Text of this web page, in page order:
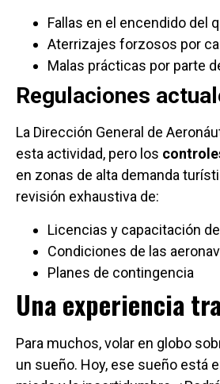
Fallas en el encendido del
Aterrizajes forzosos por
Malas prácticas por parte
Regulaciones
La Dirección General de
esta actividad, pero los
en zonas de alta demanda
revisión exhaustiva de:
Licencias y capacitación
Condiciones de las
Planes de contingencia
Una experiencia
Para muchos, volar en globo
un sueño. Hoy, ese sueño está